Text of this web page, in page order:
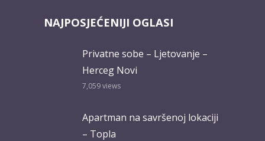
NAJPOSJEĆENIJI OGLASI
Privatne sobe – Ljetovanje –
Herceg Novi
7,059views
Apartman na savršenoj lokaciji
– Topla